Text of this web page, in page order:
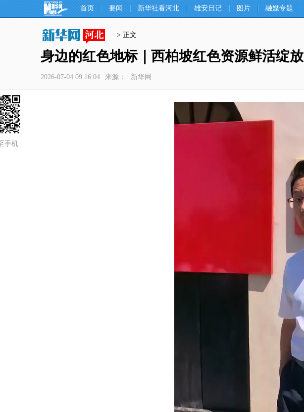
首页 要闻 新华社看河北 雄安日记 图片 融媒专题
> 正文
身边的红色地标｜西柏坡红色资源鲜活绽放
2026-07-04 09:16:04 来源： 新华网
手机